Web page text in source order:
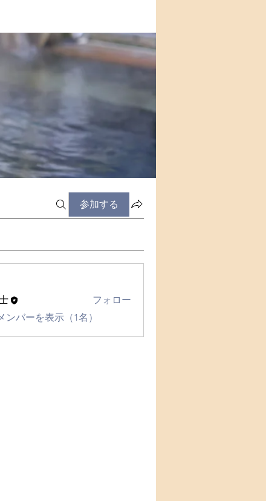
参加する
フォロー
ンバーを表示（1名）